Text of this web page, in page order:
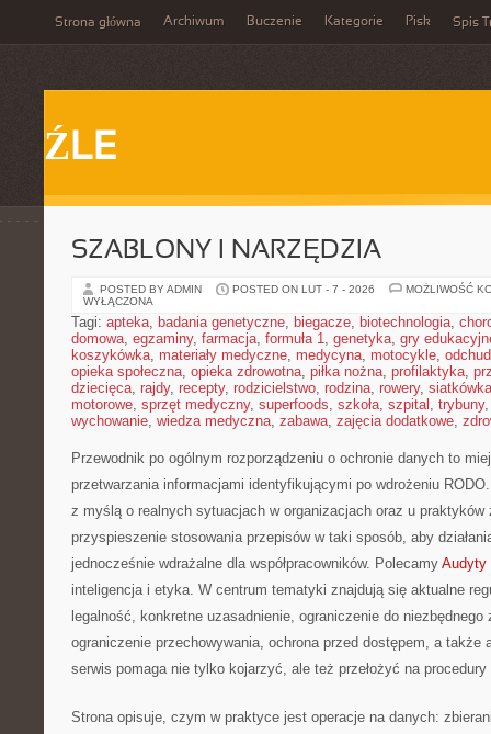
Strona główna Archiwum Buczenie Kategorie Pisk Spis
ŹLE
SZABLONY I NARZĘDZIA
POSTED BY ADMIN POSTED ON LUT - 7 - 2026
MOŻLIWOŚĆ
WYŁĄCZONA
Tagi: apteka, badania genetyczne, biegacze, biotechnologia,
domowa, egzaminy, farmacja, formuła 1, genetyka, gry
koszykówka, materiały medyczne, medycyna, motocykle,
opieka społeczna, opieka zdrowotna, piłka nożna, profilaktyka,
dziecięca, rajdy, recepty, rodzicielstwo, rodzina, rowery, siatkówka
motorowe, sprzęt medyczny, superfoods, szkoła, szpital , trybuny
wychowanie, wiedza medyczna, zabawa, zajęcia dodatkowe,
Przewodnik po ogólnym rozporządzeniu o ochronie danych to
przetwarzania informacjami identyfikującymi po wdrożeniu
z myślą o realnych sytuacjach w organizacjach oraz u
przyspieszenie stosowania przepisów w taki sposób, aby
jednocześnie wdrażalne dla współpracowników. Polecamy Audyty
inteligencja i etyka. W centrum tematyki znajdują się aktualne
legalność, konkretne uzasadnienie, ograniczenie do niezbędnego
ograniczenie przechowywania, ochrona przed dostępem, a także
serwis pomaga nie tylko kojarzyć, ale też przełożyć na
Strona opisuje, czym w praktyce jest operacje na danych: